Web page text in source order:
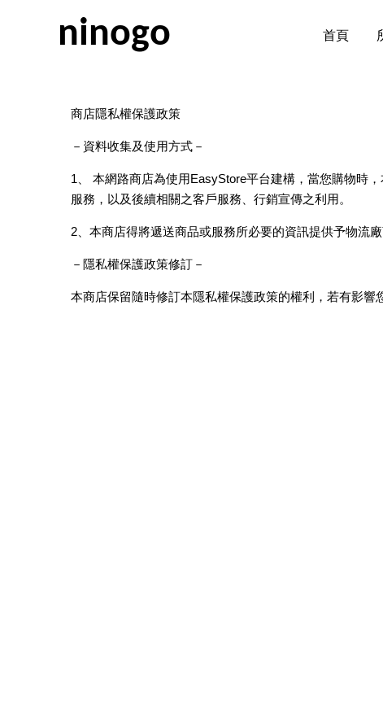
ninogo 首頁
商店隱私權保護政策
－資料收集及使用方式－
1、 本網路商店為使用EasyStore平台建構，當您購物時
服務，以及後續相關之客戶服務、行銷宣傳之利用。
2、本商店得將遞送商品或服務所必要的資訊提供予物流廠
－隱私權保護政策修訂－
本商店保留隨時修訂本隱私權保護政策的權利，若有影響